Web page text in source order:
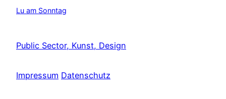
Lu am Sonntag
Public Sector, Kunst, Design
Impressum Datenschutz